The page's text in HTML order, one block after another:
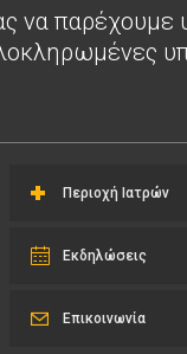
να παρέχουμε
Περιοχή Ιατρών
Εκδηλώσεις
Επικοινωνία